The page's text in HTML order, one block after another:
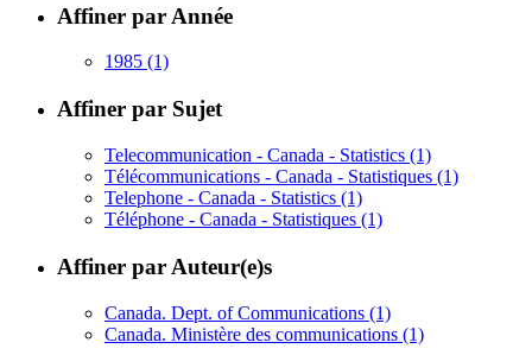
Affiner par Année
1985 (1)
Affiner par Sujet
Telecommunication - Canada - Statistics (1)
Télécommunications - Canada - Statistiques (1)
Telephone - Canada - Statistics (1)
Téléphone - Canada - Statistiques (1)
Affiner par Auteur(e)s
Canada. Dept. of Communications (1)
Canada. Ministère des communications (1)